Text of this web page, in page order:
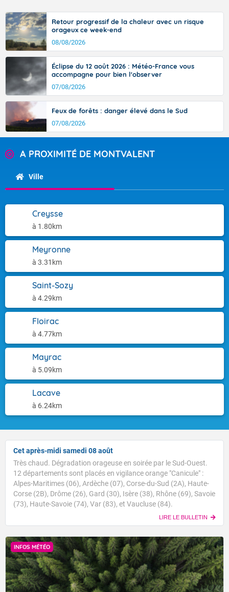
Retour progressif de la chaleur avec un risque
orageux ce week-end
08/08/2026
Éclipse du 12 août 2026 : Météo-France vous
accompagne pour bien l'observer
07/08/2026
Feux de forêts : danger élevé dans le Sud
07/08/2026
A PROXIMITÉ DE MONTVALENT
Ville
Creysse
à 1.80km
Meyronne
à 3.31km
Saint-Sozy
à 4.29km
Floirac
à 4.77km
Mayrac
à 5.09km
Lacave
à 6.24km
Cet après-midi samedi 08 août
Très chaud. Dégradation orageuse en soirée par le Sud-Ouest.
12 départements sont placés en vigilance orange "Canicule" :
Alpes-Maritimes (06), Ardèche (07), Corse-du-Sud (2A), Haute-
Corse (2B), Drôme (26), Gard (30), Isère (38), Rhône (69), Savoie
(73), Haute-Savoie (74), Var (83), et Vaucluse (84).
LIRE LE BULLETIN
INFOS MÉTÉO